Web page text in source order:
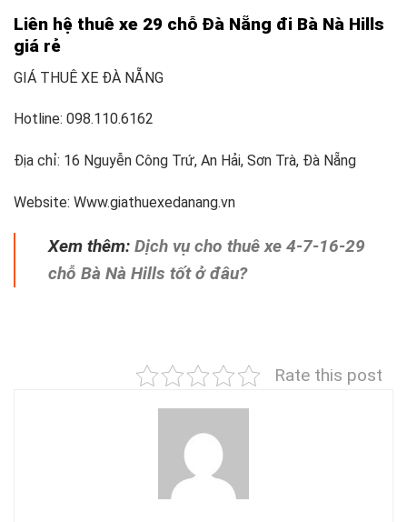
Liên hệ thuê xe 29 chỗ Đà Nẵng đi Bà Nà Hills
giá rẻ
GIÁ THUÊ XE ĐÀ NẴNG
Hotline: 098.110.6162
Địa chỉ: 16 Nguyễn Công Trứ, An Hải, Sơn Trà, Đà Nẵng
Website: Www.giathuexedanang.vn
Xem thêm: Dịch vụ cho thuê xe 4-7-16-29
chỗ Bà Nà Hills tốt ở đâu?
Rate this post